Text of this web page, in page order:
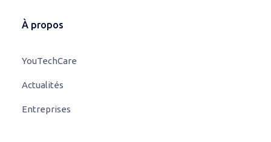
À propos
YouTechCare
Actualités
Entreprises